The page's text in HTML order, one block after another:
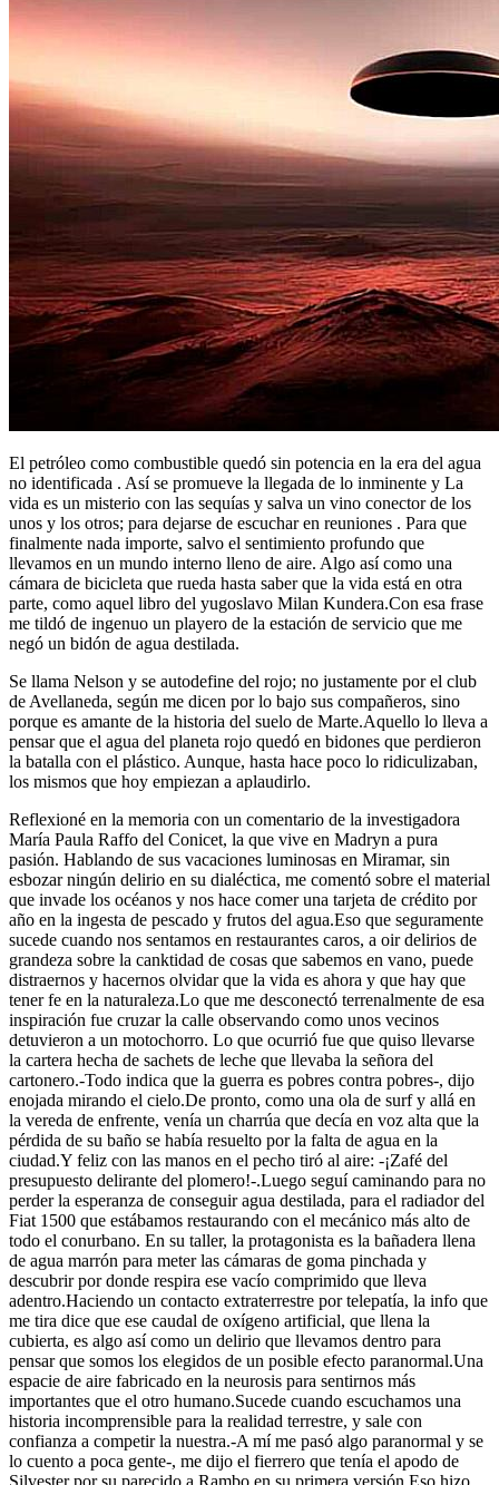
El petróleo como combustible quedó sin potencia en la era del agua
no identificada . Así se promueve la llegada de lo inminente y La
vida es un misterio con las sequías y salva un vino conector de los
unos y los otros; para dejarse de escuchar en reuniones . Para que
finalmente nada importe, salvo el sentimiento profundo que
llevamos en un mundo interno lleno de aire. Algo así como una
cámara de bicicleta que rueda hasta saber que la vida está en otra
parte, como aquel libro del yugoslavo Milan Kundera.Con esa frase
me tildó de ingenuo un playero de la estación de servicio que me
negó un bidón de agua destilada.
Se llama Nelson y se autodefine del rojo; no justamente por el club
de Avellaneda, según me dicen por lo bajo sus compañeros, sino
porque es amante de la historia del suelo de Marte.Aquello lo lleva a
pensar que el agua del planeta rojo quedó en bidones que perdieron
la batalla con el plástico. Aunque, hasta hace poco lo ridiculizaban,
los mismos que hoy empiezan a aplaudirlo.
Reflexioné en la memoria con un comentario de la investigadora
María Paula Raffo del Conicet, la que vive en Madryn a pura
pasión. Hablando de sus vacaciones luminosas en Miramar, sin
esbozar ningún delirio en su dialéctica, me comentó sobre el material
que invade los océanos y nos hace comer una tarjeta de crédito por
año en la ingesta de pescado y frutos del agua.Eso que seguramente
sucede cuando nos sentamos en restaurantes caros, a oir delirios de
grandeza sobre la canktidad de cosas que sabemos en vano, puede
distraernos y hacernos olvidar que la vida es ahora y que hay que
tener fe en la naturaleza.Lo que me desconectó terrenalmente de esa
inspiración fue cruzar la calle observando como unos vecinos
detuvieron a un motochorro. Lo que ocurrió fue que quiso llevarse
la cartera hecha de sachets de leche que llevaba la señora del
cartonero.-Todo indica que la guerra es pobres contra pobres-, dijo
enojada mirando el cielo.De pronto, como una ola de surf y allá en
la vereda de enfrente, venía un charrúa que decía en voz alta que la
pérdida de su baño se había resuelto por la falta de agua en la
ciudad.Y feliz con las manos en el pecho tiró al aire: -¡Zafé del
presupuesto delirante del plomero!-.Luego seguí caminando para no
perder la esperanza de conseguir agua destilada, para el radiador del
Fiat 1500 que estábamos restaurando con el mecánico más alto de
todo el conurbano. En su taller, la protagonista es la bañadera llena
de agua marrón para meter las cámaras de goma pinchada y
descubrir por donde respira ese vacío comprimido que lleva
adentro.Haciendo un contacto extraterrestre por telepatía, la info que
me tira dice que ese caudal de oxígeno artificial, que llena la
cubierta, es algo así como un delirio que llevamos dentro para
pensar que somos los elegidos de un posible efecto paranormal.Una
espacie de aire fabricado en la neurosis para sentirnos más
importantes que el otro humano.Sucede cuando escuchamos una
historia incomprensible para la realidad terrestre, y sale con
confianza a competir la nuestra.-A mí me pasó algo paranormal y se
lo cuento a poca gente-, me dijo el fierrero que tenía el apodo de
Silvester por su parecido a Rambo en su primera versión.Eso hizo